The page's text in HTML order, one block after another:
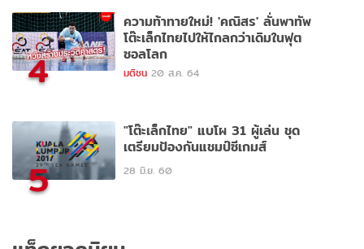
4
ความท้าทายใหม่! 'คณิสร' ลั่นพาทัพ
โต๊ะเล็กไทยไปให้ไกลกว่าเดิมในฟุต
ซอลโลก
มติชน 20 ส.ค. 64
5
"โต๊ะเล็กไทย" แบโผ 31 ผู้เล่น ชุด
เตรียมป้องกันแชมป์ซีเกมส์
28 มิ.ย. 60